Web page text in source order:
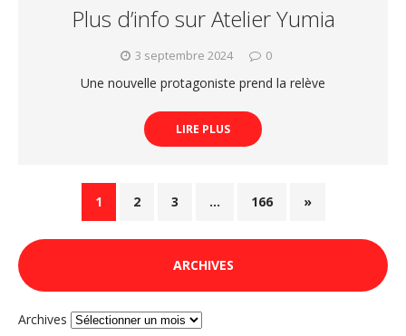
Plus d’info sur Atelier Yumia
3 septembre 2024 0
Une nouvelle protagoniste prend la relève
LIRE PLUS
1 2 3 … 166 »
ARCHIVES
Archives